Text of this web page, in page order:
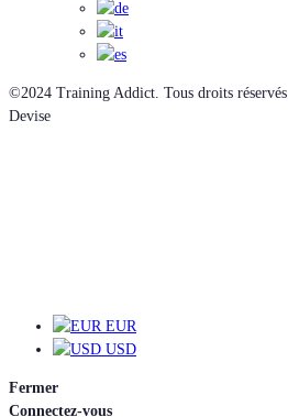
©2024 Training Addict. Tous droits réservés
Devise
EUR
USD
Fermer
Connectez-vous